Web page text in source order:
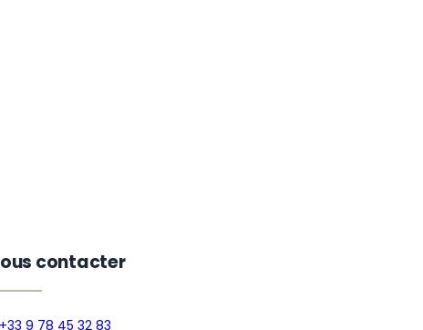
contacter
+33 9 78 45 32 83